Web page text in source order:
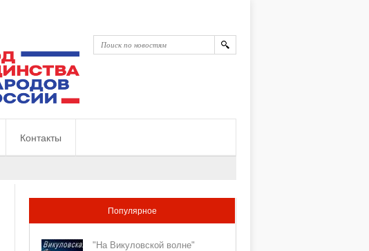
Контакты
Популярное
"На Викуловской волне"